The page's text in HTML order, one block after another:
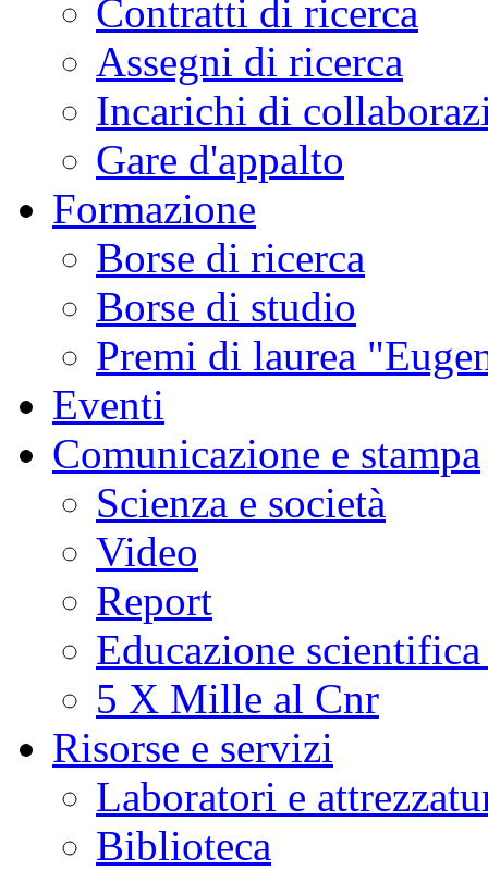
Contratti di ricerca
Assegni di ricerca
Incarichi di
Gare d'appalto
Formazione
Borse di ricerca
Borse di studio
Premi di laurea
Eventi
Comunicazione e stampa
Scienza e società
Video
Report
Educazione
5 X Mille al Cnr
Risorse e servizi
Laboratori e
Biblioteca